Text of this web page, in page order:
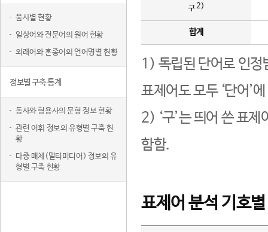
품사별 현황
일상어와 전문어의 원어 현황
외래어와 혼종어의 언어명별 현황
정보별 구축 통계
동사와 형용사의 문형 정보 현황
관련 어휘 정보의 유형별 구축 현
황
다중 매체(멀티미디어) 정보의 유
형별 구축 현황
구2)
합계
1) 독립된 단어로 인정
표제어도 모두 ‘단어’
2) ‘구’는 띄어 쓴 표
함함.
표제어 분석 기호